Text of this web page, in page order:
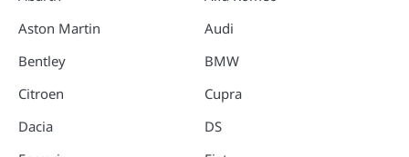
Aston Martin
Bentley
Citroen
Dacia
Audi
BMW
Cupra
DS